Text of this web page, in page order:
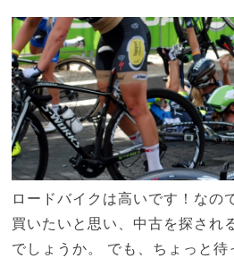
ロードバイクは高いです！なの
買いたいと思い、中古を探され
でしょうか。 でも、ちょっと待